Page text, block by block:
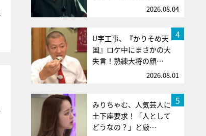
2026.08.04
4
U字工事、『かりそめ天
国』ロケ中にまさかの大
失言！熟練大将の顔…
2026.08.01
5
みりちゃむ、人気芸人に
土下座要求！「人として
どうなの？」と厳…